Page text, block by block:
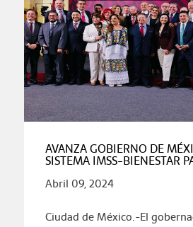
AVANZA GOBIERNO DE
SISTEMA IMSS-BIENESTAR
Abril 09, 2024
Ciudad de México.-El